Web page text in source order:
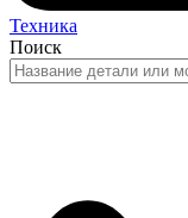
Техника
Поиск